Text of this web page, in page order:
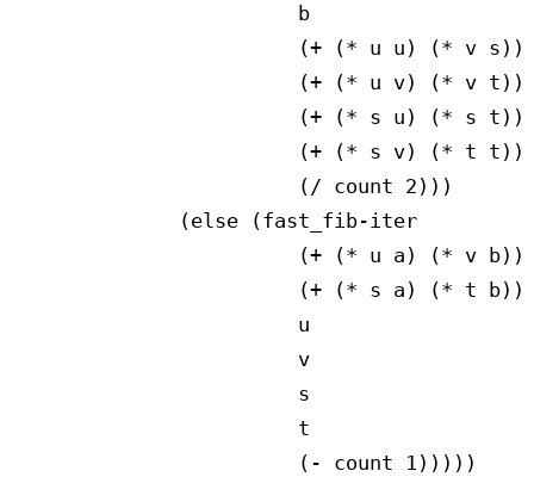
b
(+ (* u u) (* v s))
(+ (* u v) (* v t))
(+ (* s u) (* s t))
(+ (* s v) (* t t))
(/ count 2)))
(else (fast_fib‑iter
(+ (* u a) (* v b))
(+ (* s a) (* t b))
u
v
s
t
(‑ count 1)))))